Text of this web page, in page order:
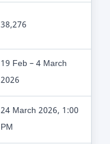
38,276
19 Feb – 4 March
2026
24 March 2026, 1:00
PM